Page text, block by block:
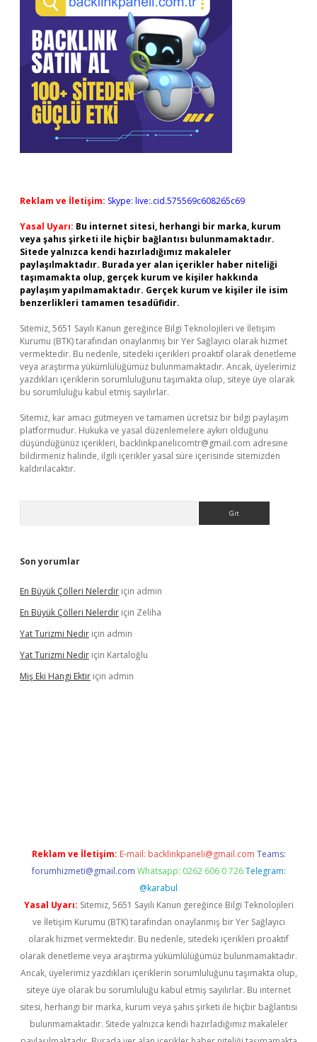
Reklam ve İletişim: Skype: live:.cid.575569c608265c69
Yasal Uyarı: Bu internet sitesi, herhangi bir marka, kurum
veya şahıs şirketi ile hiçbir bağlantısı bulunmamaktadır.
Sitede yalnızca kendi hazırladığımız makaleler
paylaşılmaktadır. Burada yer alan içerikler haber niteliği
taşımamakta olup, gerçek kurum ve kişiler hakkında
paylaşım yapılmamaktadır. Gerçek kurum ve kişiler ile isim
benzerlikleri tamamen tesadüfidir.
Sitemiz, 5651 Sayılı Kanun gereğince Bilgi Teknolojileri ve İletişim
Kurumu (BTK) tarafından onaylanmış bir Yer Sağlayıcı olarak hizmet
vermektedir. Bu nedenle, sitedeki içerikleri proaktif olarak denetleme
veya araştırma yükümlülüğümüz bulunmamaktadır. Ancak, üyelerimiz
yazdıkları içeriklerin sorumluluğunu taşımakta olup, siteye üye olarak
bu sorumluluğu kabul etmiş sayılırlar.
Sitemiz, kar amacı gütmeyen ve tamamen ücretsiz bir bilgi paylaşım
platformudur. Hukuka ve yasal düzenlemelere aykırı olduğunu
düşündüğünüz içerikleri, backlinkpanelicomtr@gmail.com adresine
bildirmeniz halinde, ilgili içerikler yasal süre içerisinde sitemizden
kaldırılacaktır.
Son yorumlar
En Büyük Çölleri Nelerdir için admin
En Büyük Çölleri Nelerdir için Zeliha
Yat Turizmi Nedir için admin
Yat Turizmi Nedir için Kartaloğlu
Miş Eki Hangi Ektir için admin
Reklam ve İletişim: E-mail: backlinkpaneli@gmail.com Teams:
forumhizmeti@gmail.com Whatsapp: 0262 606 0 726 Telegram:
@karabul
Yasal Uyarı: Sitemiz, 5651 Sayılı Kanun gereğince Bilgi Teknolojileri
ve İletişim Kurumu (BTK) tarafından onaylanmış bir Yer Sağlayıcı
olarak hizmet vermektedir. Bu nedenle, sitedeki içerikleri proaktif
olarak denetleme veya araştırma yükümlülüğümüz bulunmamaktadır.
Ancak, üyelerimiz yazdıkları içeriklerin sorumluluğunu taşımakta olup,
siteye üye olarak bu sorumluluğu kabul etmiş sayılırlar. Bu internet
sitesi, herhangi bir marka, kurum veya şahıs şirketi ile hiçbir bağlantısı
bulunmamaktadır. Sitede yalnızca kendi hazırladığımız makaleler